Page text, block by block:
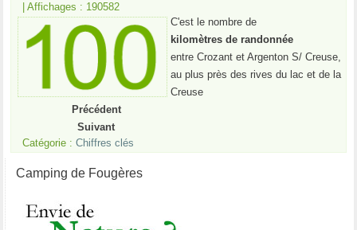
|Affichages : 190582
C'est le nombre de
kilomètres de randonnée
entre Crozant et Argenton S/ Creuse,
au plus près des rives du lac et de la
Creuse
Précédent
Suivant
Catégorie :Chiffres clés
Camping de Fougères